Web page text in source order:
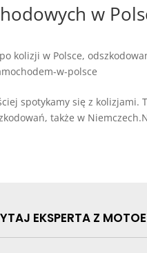
w
kolizji w Polsce,
w-polsce
spotykamy się z kolizjami.
także w
EKSPERTA Z